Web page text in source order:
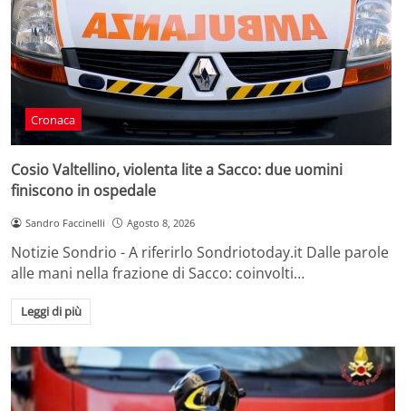
Cronaca
Cosio Valtellino, violenta lite a Sacco: due uomini
finiscono in ospedale
Sandro Faccinelli Agosto 8, 2026
Notizie Sondrio - A riferirlo Sondriotoday.it Dalle parole
alle mani nella frazione di Sacco: coinvolti…
Leggi di più